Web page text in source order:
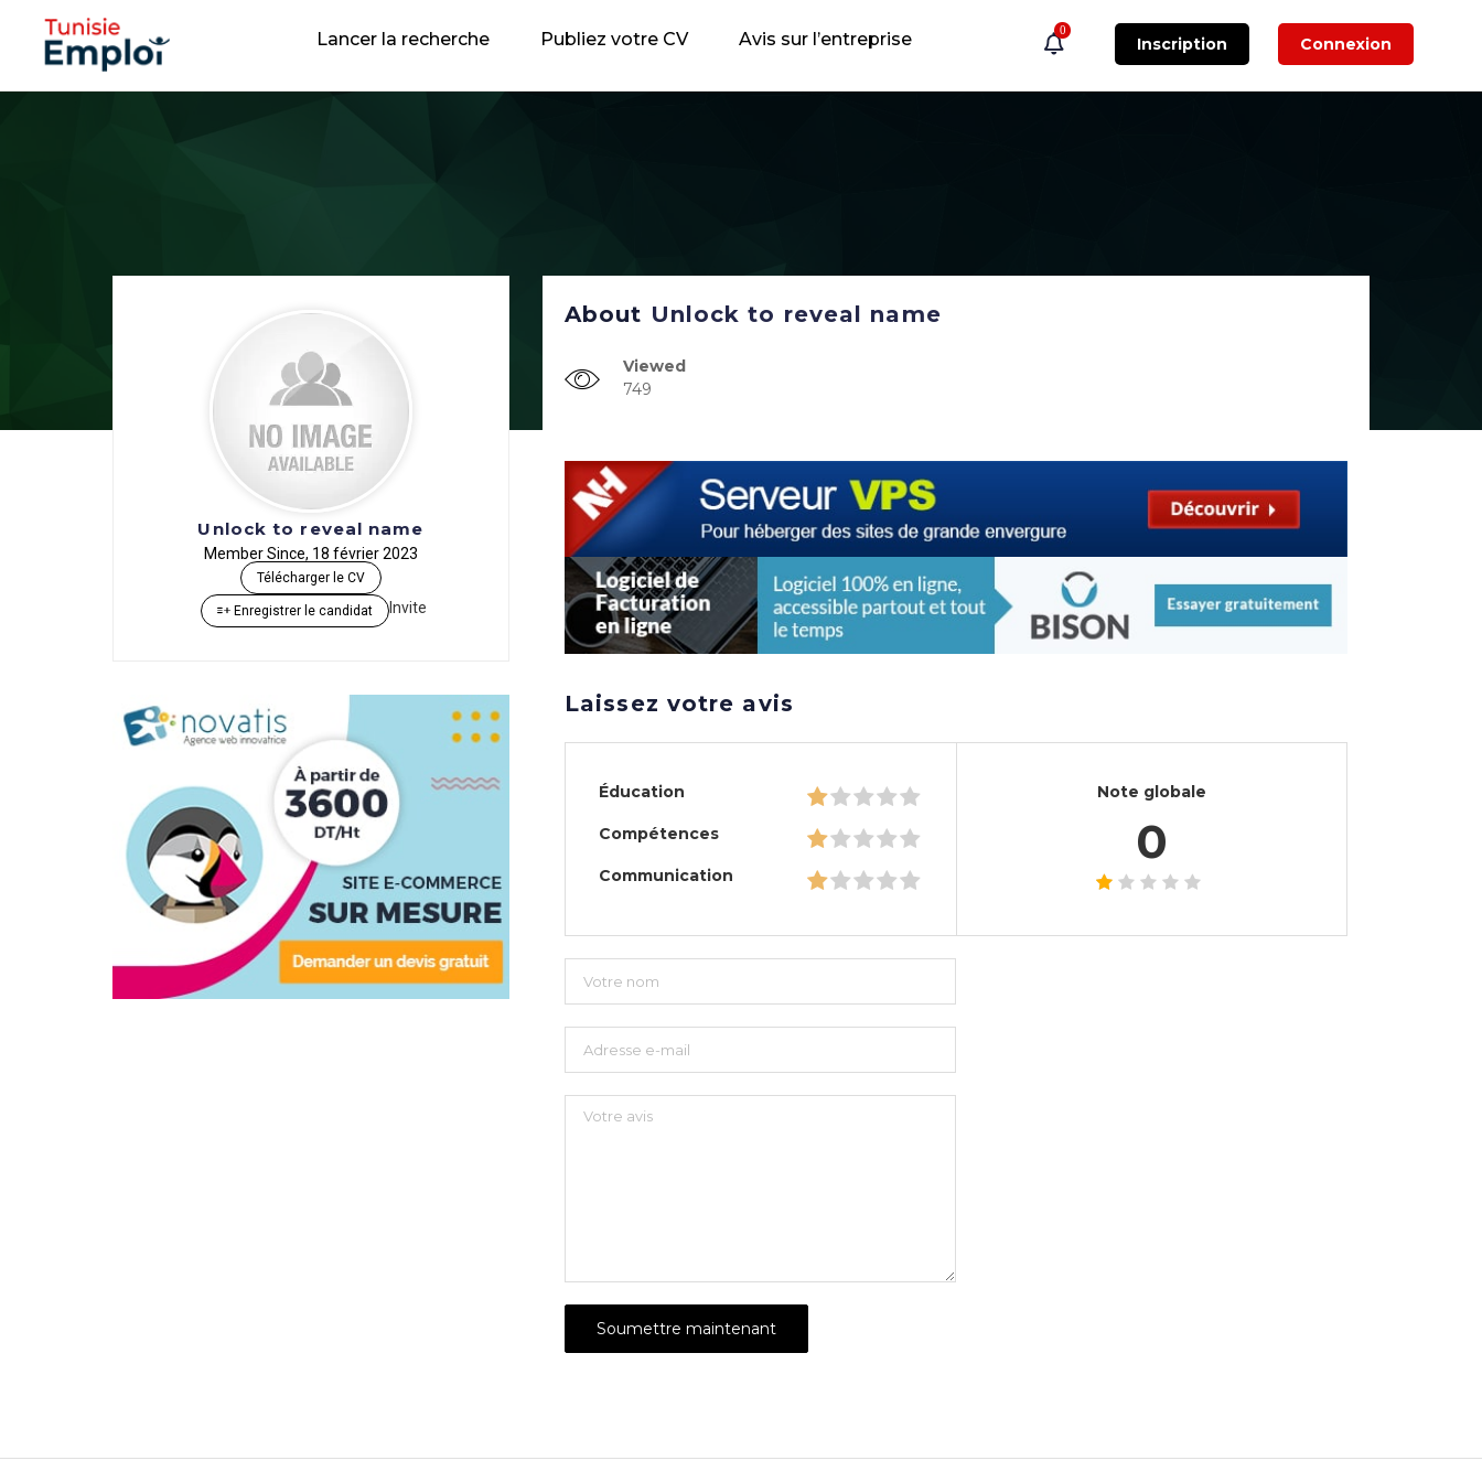
Lancer la recherche Publiez votre CV Avis sur l’entreprise 0
Inscription Connexion
Unlock to reveal name
Member Since, 18 février 2023
Télécharger le CV
Enregistrer le candidat Invite
About Unlock to reveal name
Viewed
749
Laissez votre avis
Éducation
Compétences
Communication
Note globale
0